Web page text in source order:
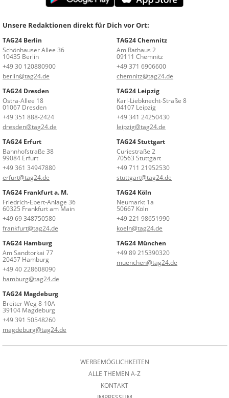
Unsere Redaktionen direkt für Dich vor Ort:
TAG24 Berlin
Schönhauser Allee 36
10435 Berlin
+49 30 120880900
berlin@tag24.de
TAG24 Chemnitz
Am Rathaus 2
09111 Chemnitz
+49 371 6906600
chemnitz@tag24.de
TAG24 Dresden
Ostra-Allee 18
01067 Dresden
+49 351 888-2424
dresden@tag24.de
TAG24 Leipzig
Karl-Liebknecht-Straße 8
04107 Leipzig
+49 341 24250430
leipzig@tag24.de
TAG24 Erfurt
Bahnhofstraße 38
99084 Erfurt
+49 361 34947880
erfurt@tag24.de
TAG24 Stuttgart
Curiestraße 2
70563 Stuttgart
+49 711 21952530
stuttgart@tag24.de
TAG24 Frankfurt a. M.
Friedrich-Ebert-Anlage 36
60325 Frankfurt am Main
+49 69 348750580
frankfurt@tag24.de
TAG24 Köln
Neumarkt 1a
50667 Köln
+49 221 98651990
koeln@tag24.de
TAG24 Hamburg
Am Sandtorkai 77
20457 Hamburg
+49 40 228608090
hamburg@tag24.de
TAG24 München
+49 89 215390320
muenchen@tag24.de
TAG24 Magdeburg
Breiter Weg 8-10A
39104 Magdeburg
+49 391 50548260
magdeburg@tag24.de
WERBEMÖGLICHKEITEN
ALLE THEMEN A-Z
KONTAKT